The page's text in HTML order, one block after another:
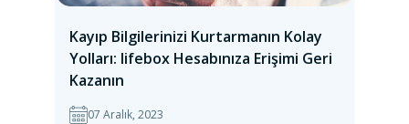
Kayıp Bilgilerinizi Kurtarmanın Kolay
Yolları: lifebox Hesabınıza Erişimi Geri
Kazanın
07 Aralık, 2023